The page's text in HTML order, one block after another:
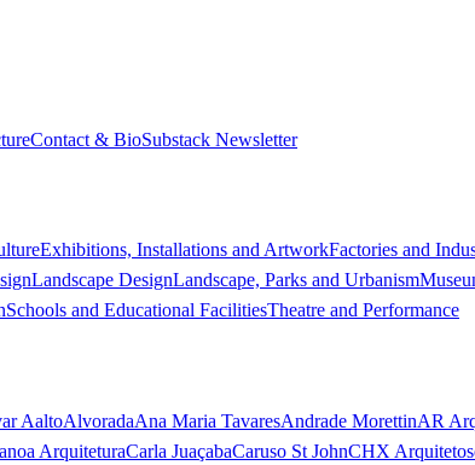
Contact & BioSubstack Newsletter
Exhibitions, Installations and ArtworkFactories and
Landscape DesignLandscape, Parks and Urbanism
Schools and Educational FacilitiesTheatre and Performance
AaltoAlvoradaAna Maria TavaresAndrade MorettinAR
ArquiteturaCarla JuaçabaCaruso St JohnCHX Arquitetos